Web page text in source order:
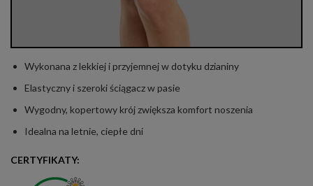
Wykonana z lekkiej i przyjemnej w dotyku dzianiny
Elastyczny i szeroki ściągacz w pasie
Wygodny, kopertowy krój zwiększa komfort noszenia
Idealna na letnie, ciepłe dni
CERTYFIKATY: